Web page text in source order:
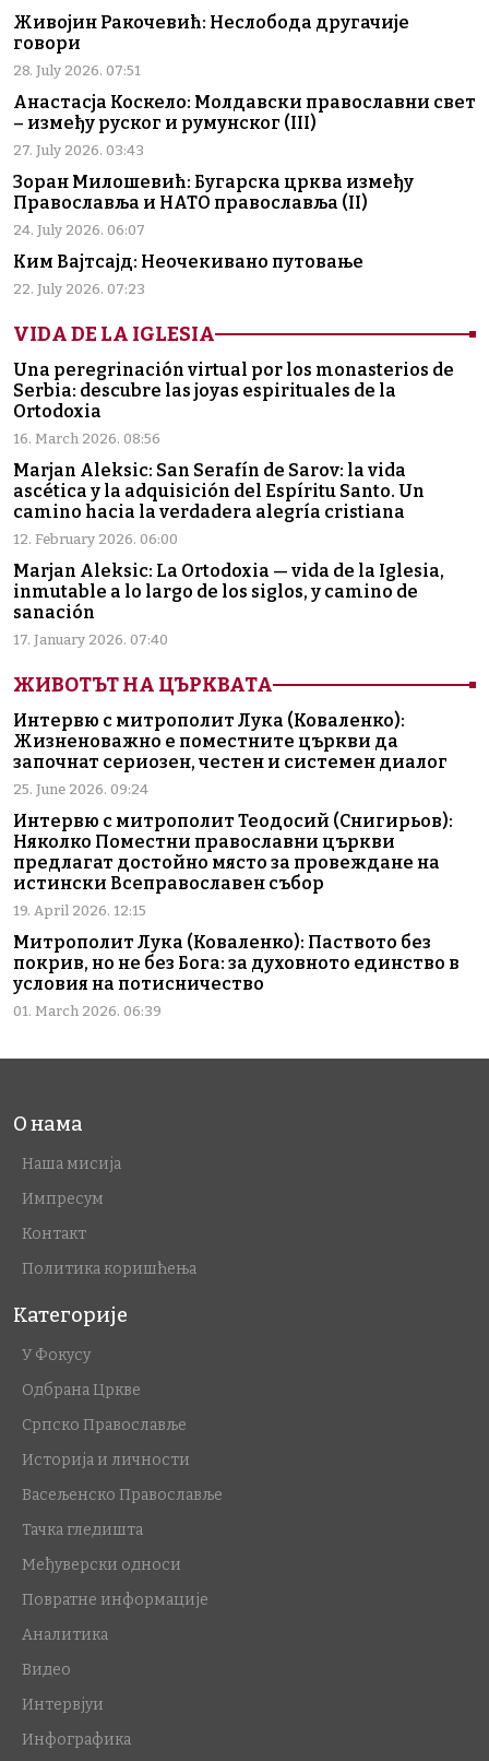
Живојин Ракочевић: Неслобода другачије
говори
28. July 2026. 07:51
Анастасја Коскело: Молдавски православни свет
– између руског и румунског (III)
27. July 2026. 03:43
Зоран Милошевић: Бугарска црква између
Православља и НАТО православља (II)
24. July 2026. 06:07
Ким Вајтсајд: Неочекивано путовање
22. July 2026. 07:23
VIDA DE LA IGLESIA
Una peregrinación virtual por los monasterios de
Serbia: descubre las joyas espirituales de la
Ortodoxia
16. March 2026. 08:56
Marjan Aleksic: San Serafín de Sarov: la vida
ascética y la adquisición del Espíritu Santo. Un
camino hacia la verdadera alegría cristiana
12. February 2026. 06:00
Marjan Aleksic: La Ortodoxia — vida de la Iglesia,
inmutable a lo largo de los siglos, y camino de
sanación
17. January 2026. 07:40
ЖИВОТЪТ НА ЦЪРКВАТА
Интервю с митрополит Лука (Коваленко):
Жизненоважно е поместните църкви да
започнат сериозен, честен и системен диалог
25. June 2026. 09:24
Интервю с митрополит Теодосий (Снигирьов):
Няколко Поместни православни църкви
предлагат достойно място за провеждане на
истински Всеправославен събор
19. April 2026. 12:15
Митрополит Лука (Коваленко): Паството без
покрив, но не без Бога: за духовното единство в
условия на потисничество
01. March 2026. 06:39
О нама
Наша мисија
Импресум
Контакт
Политика коришћења
Категорије
У Фокусу
Одбрана Цркве
Српско Православље
Историја и личности
Васељенско Православље
Тачка гледишта
Међуверски односи
Повратне информације
Аналитика
Видео
Интервјуи
Инфографика